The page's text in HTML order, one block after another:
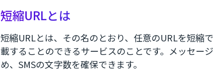
短縮URLとは
短縮URLとは、その名のとおり、任意のURLを短縮
載することのできるサービスのことです。メッセー
め、SMSの文字数を確保できます。